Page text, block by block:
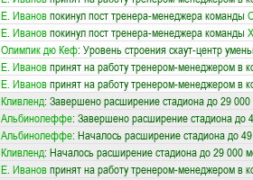
Е. Ивановпокинул пост тренера-менеджера команды
Е. Ивановпокинул пост тренера-менеджера команды
Олимпик дю Кеф: Уровень строения скаут-центр
Е. Ивановпринят на работу тренером-менеджером в
Е. Ивановпринят на работу тренером-менеджером в
Кливленд: Завершено расширение стадиона до 29 000
Альбинолеффе: Завершено расширение стадиона до
Альбинолеффе: Началось расширение стадиона до
Кливленд: Началось расширение стадиона до 29 000
Е. Ивановпринят на работу тренером-менеджером в